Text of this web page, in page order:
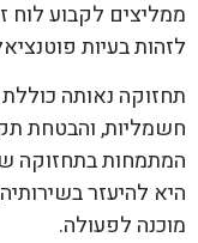
ממליצים לקבוע לוח
לזהות בעיות
תחזוקה נאותה
חשמליות, והבטחת
המתמחות בתחזוקה
היא להיעזר
מוכנה לפעולה.